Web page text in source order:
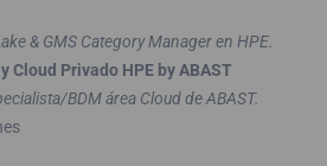
& GMS Category Manager en HPE.
Cloud Privado HPE by ABAST
BDM área Cloud de ABAST.